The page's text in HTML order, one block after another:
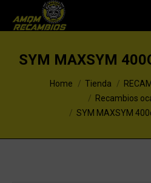
SYM MAXSYM
You are here:Home Tienda
Recambios
SYM MAXSYM